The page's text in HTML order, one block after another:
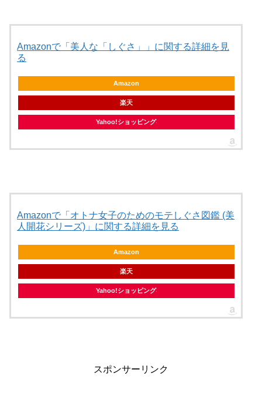
Amazonで「美人な「しぐさ」」に関する詳細を見
る
Amazon
楽天
Yahoo!ショッピング
Amazonで「オトナ女子のためのモテしぐさ図鑑 (美
人開花シリーズ)」に関する詳細を見る
Amazon
楽天
Yahoo!ショッピング
スポンサーリンク